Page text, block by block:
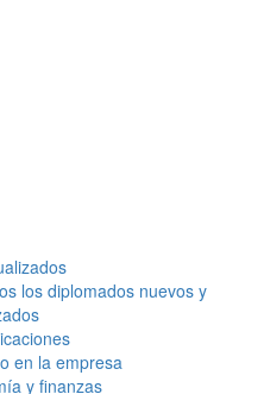
los diplomados nuevos y
en la empresa
y finanzas